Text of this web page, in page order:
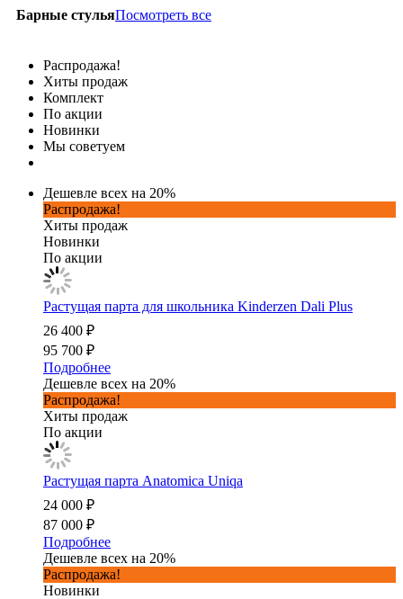
Барные стульяПосмотреть все
Распродажа!
Хиты продаж
Комплект
По акции
Новинки
Мы советуем
Дешевле всех на 20%
Распродажа!
Хиты продаж
Новинки
По акции
Растущая парта для школьника Kinderzen Dali Plus
26 400 ₽
95 700 ₽
Подробнее
Дешевле всех на 20%
Распродажа!
Хиты продаж
По акции
Растущая парта Anatomica Uniqa
24 000 ₽
87 000 ₽
Подробнее
Дешевле всех на 20%
Распродажа!
Новинки